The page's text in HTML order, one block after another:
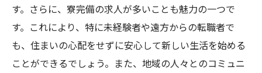
す。さらに、寮完備の求人が多いことも魅力の一つで
す。これにより、特に未経験者や遠方からの転職者で
も、住まいの心配をせずに安心して新しい生活を始める
ことができるでしょう。また、地域の人々とのコミュニ